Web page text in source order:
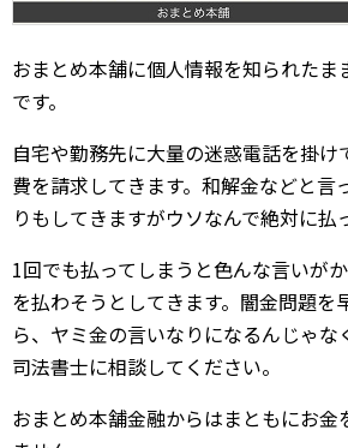
おまとめ本舗に個人情報を知られたま
です。
自宅や勤務先に大量の迷惑電話を掛け
費を請求してきます。和解金などと言
りもしてきますがウソなんで絶対に払
1回でも払ってしまうと色んな言いが
を払わそうとしてきます。闇金問題を
ら、ヤミ金の言いなりになるんじゃな
司法書士に相談してください。
おまとめ本舗金融からはまともにお金